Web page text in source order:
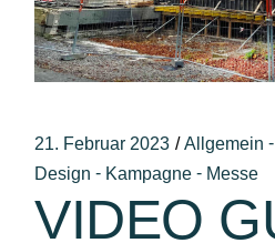
21. Februar 2023 Allgemein -
Design - Kampagne - Messe
VIDEO